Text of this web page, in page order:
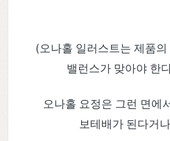
(오나홀 일러스트는 제품
밸런스가 맞아야 한
오나홀 요정은 그런 면에
보테배가 된다거